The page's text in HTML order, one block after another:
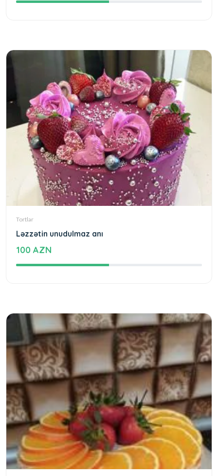
Tortlar
Ləzzətin unudulmaz anı
100 AZN